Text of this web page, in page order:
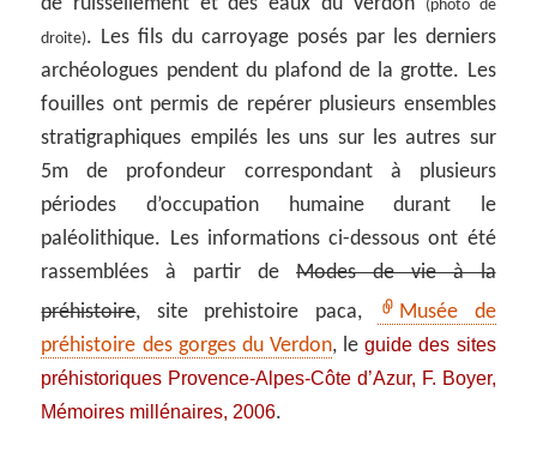
(photo de
droite). Les fils du carroyage posés par les derniers
archéologues pendent du plafond de la grotte. Les
fouilles ont permis de repérer plusieurs ensembles
stratigraphiques empilés les uns sur les autres sur
5m de profondeur correspondant à plusieurs
périodes d’occupation humaine durant le
paléolithique. Les informations ci-dessous ont été
rassemblées à partir de Modes de vie à la
préhistoire, site prehistoire paca,
Musée de
préhistoire des gorges du Verdon, leguide des sites
préhistoriques Provence-Alpes-Côte d’Azur, F. Boyer,
Mémoires millénaires, 2006.